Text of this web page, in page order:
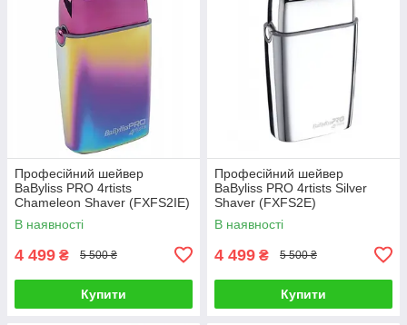
Професійний шейвер
BaByliss PRO 4rtists
Chameleon Shaver (FXFS2IE)
В наявності
4 499 ₴ 5 500 ₴
Купити
Професійний шейвер
BaByliss PRO 4rtists Silver
Shaver (FXFS2E)
В наявності
4 499 ₴ 5 500 ₴
Купити